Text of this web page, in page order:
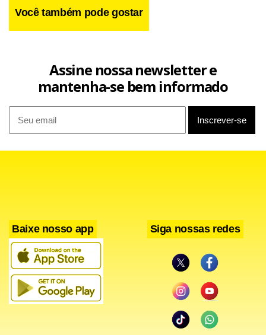
Facebook
WhatsApp Telegram
Share
Você também pode gostar
Assine nossa newsletter e
mantenha-se bem informado
Baixe nosso app Siga nossas redes